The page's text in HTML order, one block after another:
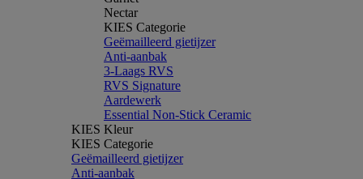
Nectar
KIES Categorie
Geëmailleerd gietijzer
Anti-aanbak
3-Laags RVS
RVS Signature
Aardewerk
Essential Non-Stick Ceramic
KIES Kleur
KIES Categorie
Geëmailleerd gietijzer
Anti-aanbak